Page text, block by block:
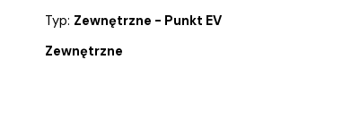
Typ: Zewnętrzne - Punkt EV
Zewnętrzne